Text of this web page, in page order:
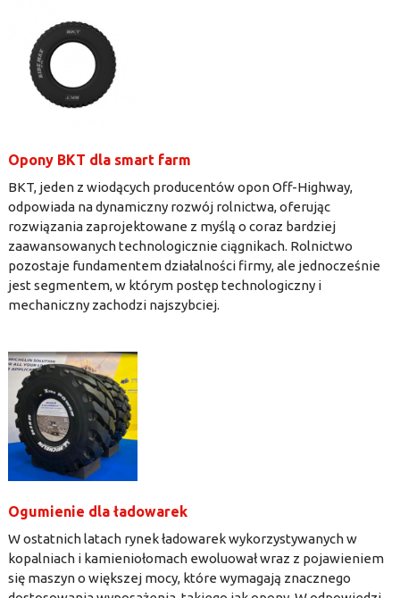
Opony BKT dla smart farm
BKT, jeden z wiodących producentów opon Off-Highway,
odpowiada na dynamiczny rozwój rolnictwa, oferując
rozwiązania zaprojektowane z myślą o coraz bardziej
zaawansowanych technologicznie ciągnikach. Rolnictwo
pozostaje fundamentem działalności firmy, ale jednocześnie
jest segmentem, w którym postęp technologiczny i
mechaniczny zachodzi najszybciej.
Ogumienie dla ładowarek
W ostatnich latach rynek ładowarek wykorzystywanych w
kopalniach i kamieniołomach ewoluował wraz z pojawieniem
się maszyn o większej mocy, które wymagają znacznego